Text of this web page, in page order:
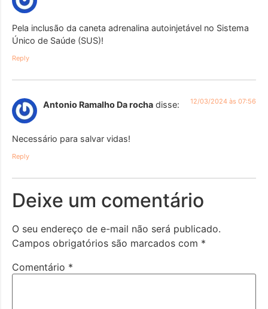
Pela inclusão da caneta adrenalina autoinjetável no Sistema
Único de Saúde (SUS)!
Reply
Antonio Ramalho Da rocha disse: 12/03/2024 às 07:56
Necessário para salvar vidas!
Reply
Deixe um comentário
O seu endereço de e-mail não será publicado.
Campos obrigatórios são marcados com *
Comentário *